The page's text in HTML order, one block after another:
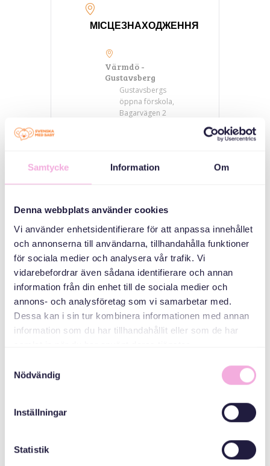
Samtycke Information Om
Denna webbplats använder cookies
Vi använder enhetsidentifierare för att anpassa innehållet
och annonserna till användarna, tillhandahålla funktioner
för sociala medier och analysera vår trafik. Vi
vidarebefordrar även sådana identifierare och annan
information från din enhet till de sociala medier och
annons- och analysföretag som vi samarbetar med.
Dessa kan i sin tur kombinera informationen med annan
information som du har tillhandahållit eller som de har
Nödvändig
Inställningar
Statistik
МІСЦЕЗНАХОДЖЕННЯ
Värmdö -
Gustavsberg
Gustavsbergs
öppna förskola,
Bagarvägen 2
ОРГАНІЗАТОР
bokningen@svenskamedbaby.se